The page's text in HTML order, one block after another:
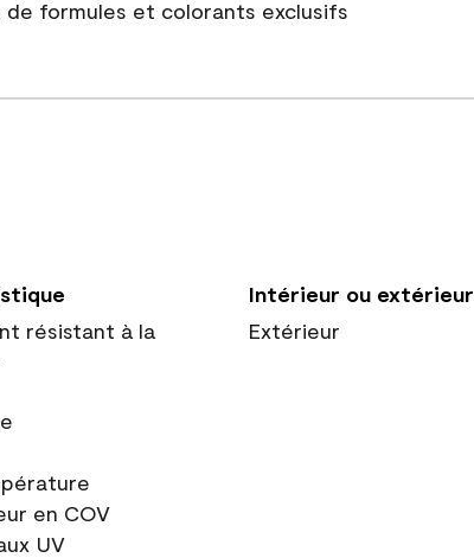
formules et colorants exclusifs
résistant à la
en COV
UV
Intérieur ou extérieur
Extérieur